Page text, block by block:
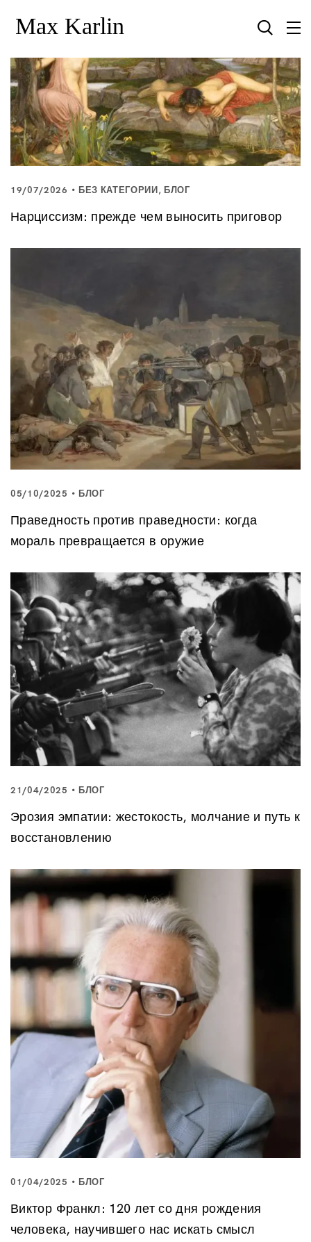
19/07/2026 БЕЗ КАТЕГОРИИ, БЛОГ
Нарциссизм: прежде чем выносить приговор
05/10/2025 БЛОГ
Праведность против праведности: когда
мораль превращается в оружие
21/04/2025 БЛОГ
Эрозия эмпатии: жестокость, молчание и путь к
восстановлению
01/04/2025 БЛОГ
Виктор Франкл: 120 лет со дня рождения
человека, научившего нас искать смысл